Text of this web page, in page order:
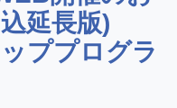
延長版)
ププログラ